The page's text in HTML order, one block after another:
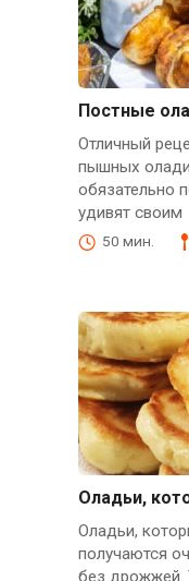
Постные
Отличный
пышных
обязательно
удивят своим
50 мин.
Оладьи,
Оладьи,
получаются